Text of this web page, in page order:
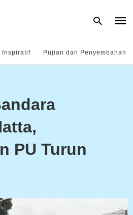
Inspiratif Pujian dan Penyembahan
PU Turun